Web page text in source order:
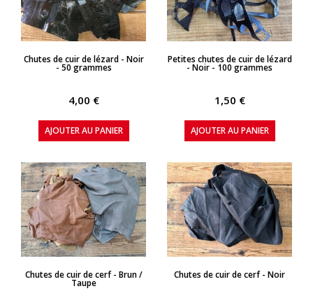
APERÇU RAPIDE
Chutes de cuir de lézard - Noir
- 50 grammes
4,00 €
AJOUTER AU PANIER
APERÇU RAPIDE
Petites chutes de cuir de lézard
- Noir - 100 grammes
1,50 €
AJOUTER AU PANIER
APERÇU RAPIDE
Chutes de cuir de cerf - Brun /
Taupe
APERÇU RAPIDE
Chutes de cuir de cerf - Noir